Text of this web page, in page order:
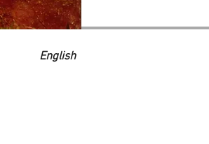
English